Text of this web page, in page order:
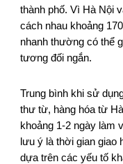
thành phố. Vì Hà Nội
cách nhau khoảng
nhanh thường có thể
tương đối ngắn.
Trung bình khi sử
thư từ, hàng hóa từ
khoảng 1-2 ngày làm
lưu ý là thời gian giao
dựa trên các yếu tố